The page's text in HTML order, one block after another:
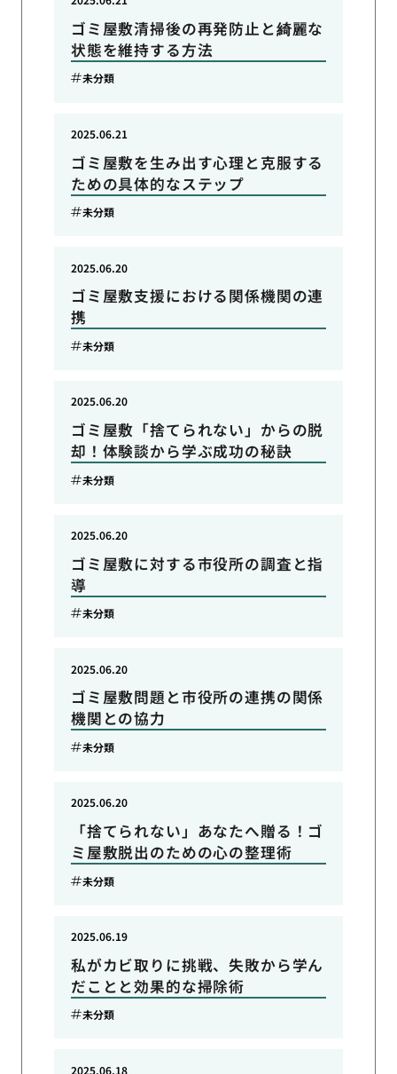
ゴミ屋敷清掃後の再発防止と綺麗な
状態を維持する方法
未分類
ゴミ屋敷を生み出す心理と克服する
ための具体的なステップ
2025.06.21
未分類
ゴミ屋敷支援における関係機関の連
携
2025.06.20
未分類
ゴミ屋敷「捨てられない」からの脱
却！体験談から学ぶ成功の秘訣
2025.06.20
未分類
ゴミ屋敷に対する市役所の調査と指
導
2025.06.20
未分類
ゴミ屋敷問題と市役所の連携の関係
機関との協力
2025.06.20
未分類
「捨てられない」あなたへ贈る！ゴ
ミ屋敷脱出のための心の整理術
2025.06.20
未分類
私がカビ取りに挑戦、失敗から学ん
だことと効果的な掃除術
2025.06.19
未分類
2025.06.18